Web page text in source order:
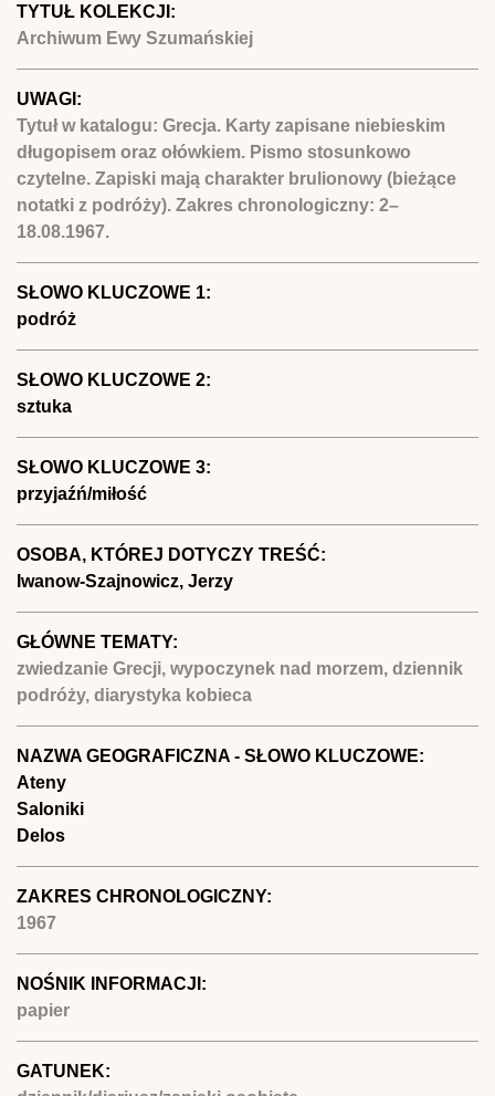
TYTUŁ KOLEKCJI:
Archiwum Ewy Szumańskiej
UWAGI:
Tytuł w katalogu: Grecja. Karty zapisane niebieskim
długopisem oraz ołówkiem. Pismo stosunkowo
czytelne. Zapiski mają charakter brulionowy (bieżące
notatki z podróży). Zakres chronologiczny: 2–
18.08.1967.
SŁOWO KLUCZOWE 1:
podróż
SŁOWO KLUCZOWE 2:
sztuka
SŁOWO KLUCZOWE 3:
przyjaźń/miłość
OSOBA, KTÓREJ DOTYCZY TREŚĆ:
Iwanow-Szajnowicz, Jerzy
GŁÓWNE TEMATY:
zwiedzanie Grecji, wypoczynek nad morzem, dziennik
podróży, diarystyka kobieca
NAZWA GEOGRAFICZNA - SŁOWO KLUCZOWE:
Ateny
Saloniki
Delos
ZAKRES CHRONOLOGICZNY:
1967
NOŚNIK INFORMACJI:
papier
GATUNEK: